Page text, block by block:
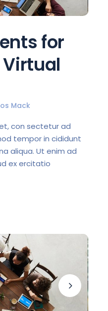
for
Mack
con sectetur ad
tempor in cididunt
aliqua. Ut enim ad
ex ercitatio